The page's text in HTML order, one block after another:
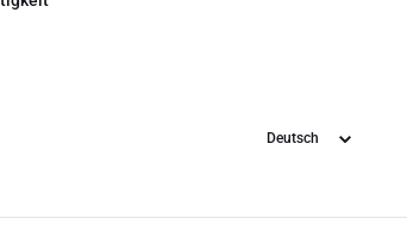
Sprache